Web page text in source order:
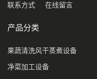
联系方式 在线留言
产品分类
果蔬清洗风干蒸煮设备
净菜加工设备